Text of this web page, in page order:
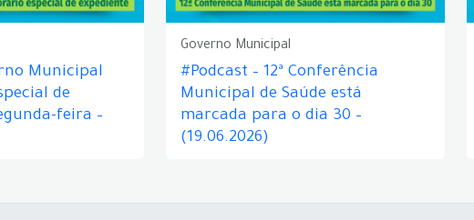
Municipal
de
feira –
Governo Municipal
#Podcast – 12ª Conferência
Municipal de Saúde está
marcada para o dia 30 –
(19.06.2026)